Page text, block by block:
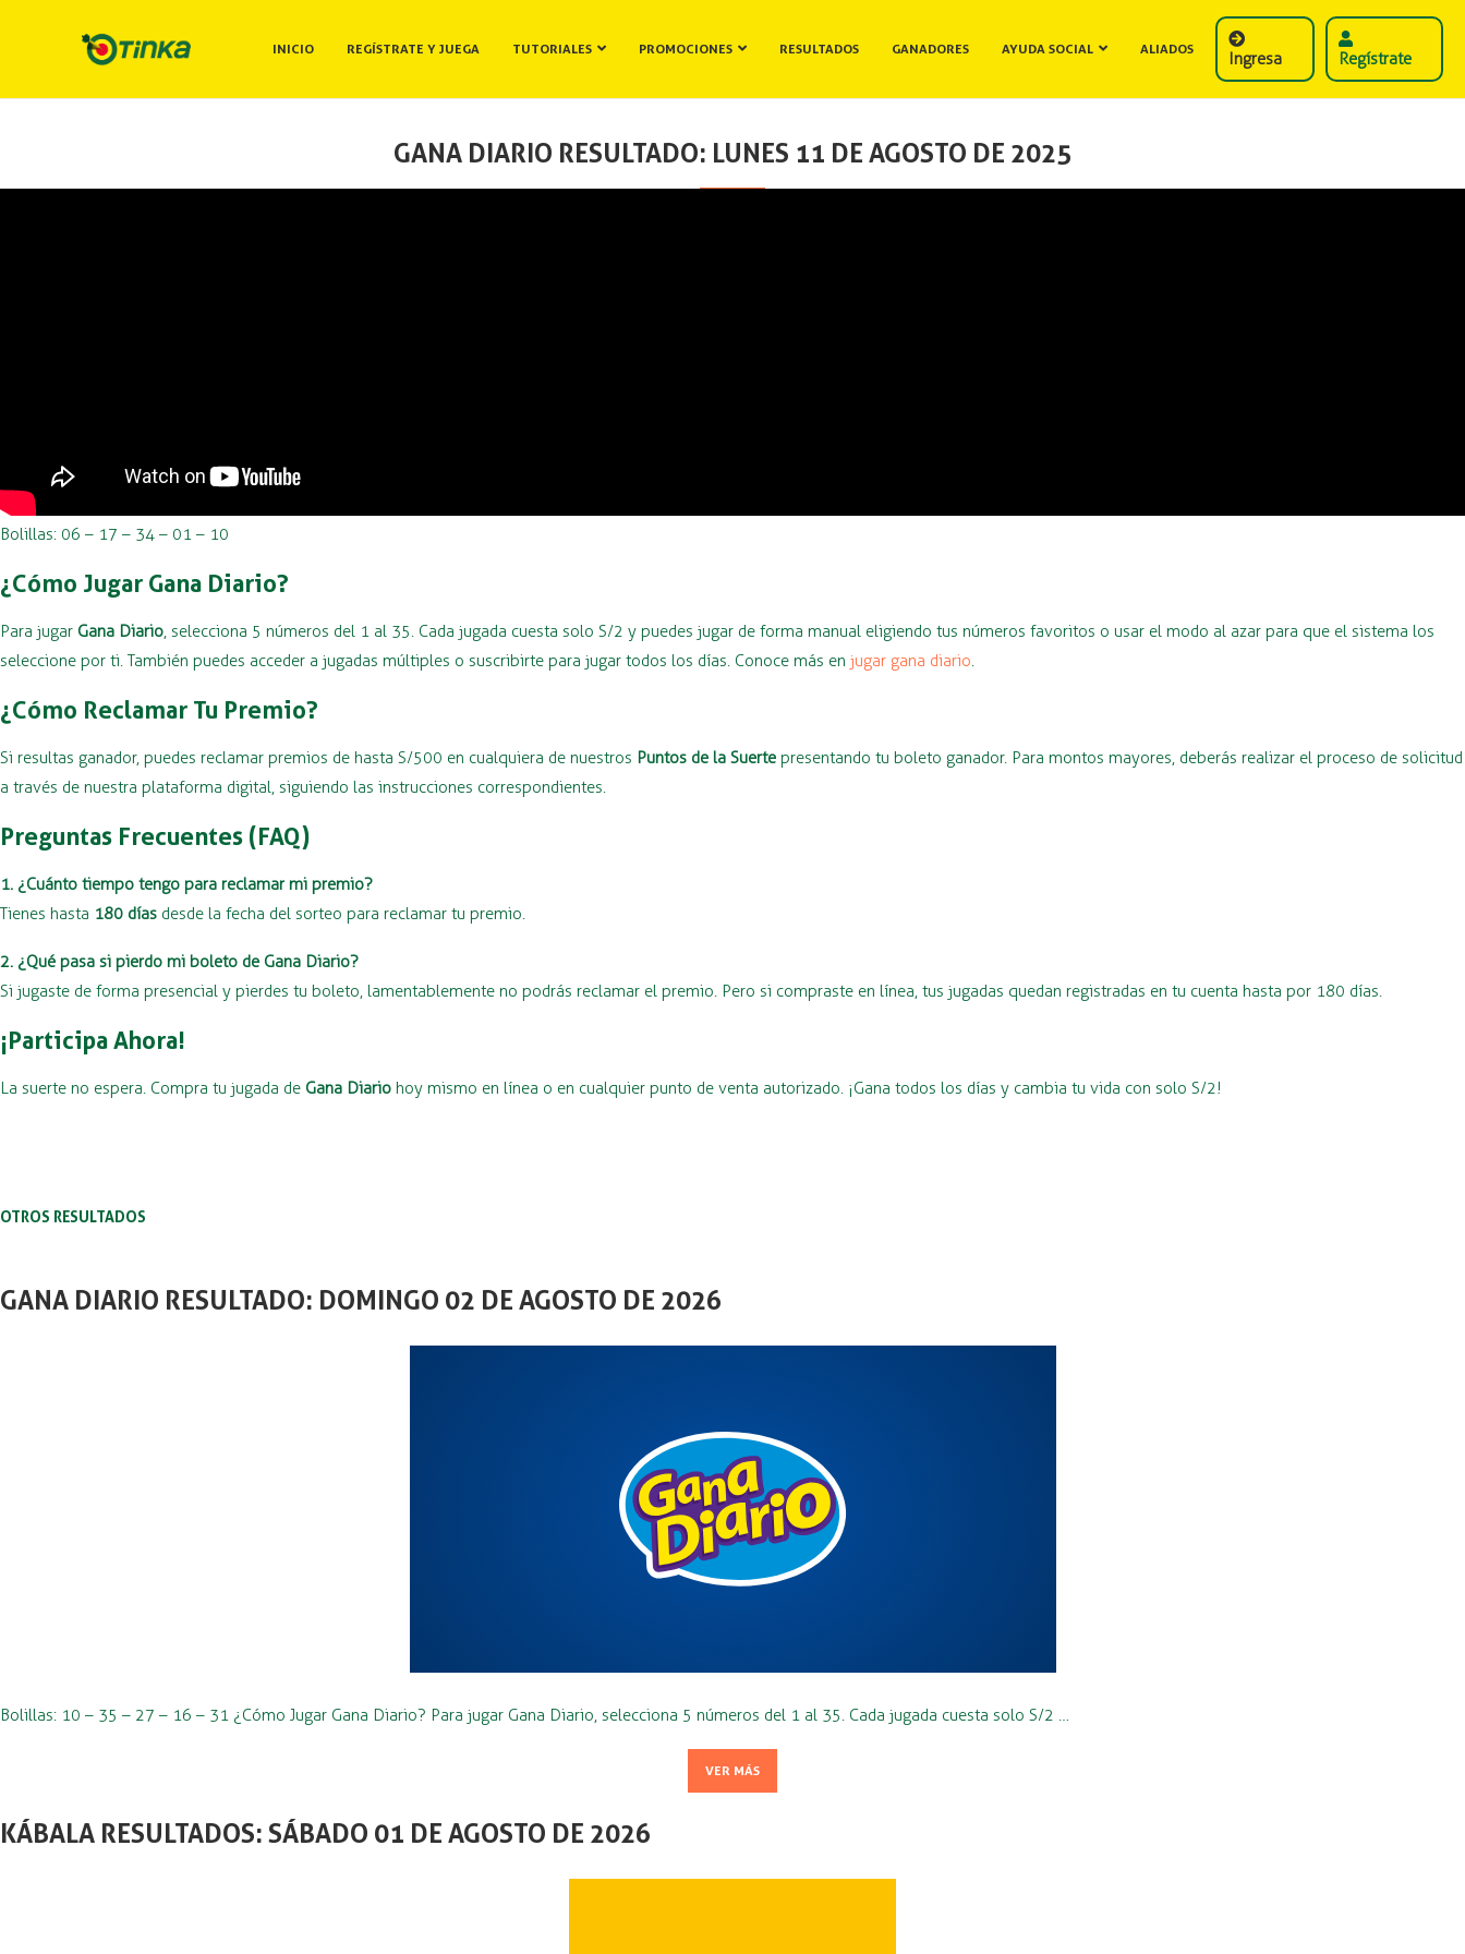
INICIO REGÍSTRATE Y JUEGA TUTORIALES PROMOCIONES RESULTADOS GANADORES AYUDA SOCIAL ALIADOS Ingresa Regístrate
GANA DIARIO RESULTADO: LUNES 11 DE AGOSTO DE 2025
Bolillas: 06 – 17 – 34 – 01 – 10
¿Cómo Jugar Gana Diario?
Para jugar Gana Diario, selecciona 5 números del 1 al 35. Cada jugada cuesta solo S/2 y puedes jugar de forma manual eligiendo tus números favoritos o usar el modo al azar para que el sistema los
seleccione por ti. También puedes acceder a jugadas múltiples o suscribirte para jugar todos los días. Conoce más en jugar gana diario.
¿Cómo Reclamar Tu Premio?
Si resultas ganador, puedes reclamar premios de hasta S/500 en cualquiera de nuestros Puntos de la Suerte presentando tu boleto ganador. Para montos mayores, deberás realizar el proceso de solicitud
a través de nuestra plataforma digital, siguiendo las instrucciones correspondientes.
Preguntas Frecuentes (FAQ)
1. ¿Cuánto tiempo tengo para reclamar mi premio?
Tienes hasta 180 días desde la fecha del sorteo para reclamar tu premio.
2. ¿Qué pasa si pierdo mi boleto de Gana Diario?
Si jugaste de forma presencial y pierdes tu boleto, lamentablemente no podrás reclamar el premio. Pero si compraste en línea, tus jugadas quedan registradas en tu cuenta hasta por 180 días.
¡Participa Ahora!
La suerte no espera. Compra tu jugada de Gana Diario hoy mismo en línea o en cualquier punto de venta autorizado. ¡Gana todos los días y cambia tu vida con solo S/2!
OTROS RESULTADOS
GANA DIARIO RESULTADO: DOMINGO 02 DE AGOSTO DE 2026
Bolillas: 10 – 35 – 27 – 16 – 31 ¿Cómo Jugar Gana Diario? Para jugar Gana Diario, selecciona 5 números del 1 al 35. Cada jugada cuesta solo S/2 …
VER MÁS
KÁBALA RESULTADOS: SÁBADO 01 DE AGOSTO DE 2026